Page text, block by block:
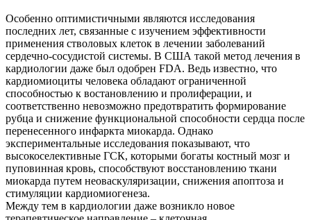
Особенно оптимистичными являются исследования
последних лет, связанные с изучением эффективности
применения стволовых клеток в лечении заболеваний
сердечно-сосудистой системы. В США такой метод лечения в
кардиологии даже был одобрен FDA. Ведь известно, что
кардиомиоциты человека обладают ограниченной
способностью к востановлению и пролиферации, и
соответственно невозможно предотвратить формирование
рубца и снижение функциональной способности сердца после
перенесенного инфаркта миокарда. Однако
экспериментальные исследования показывают, что
высокоселективные ГСК, которыми богаты костный мозг и
пуповинная кровь, способствуют восстановлению ткани
миокарда путем неоваскуляризации, снижения апоптоза и
стимуляции кардиомиогенеза.
Между тем в кардиологии даже возникло новое